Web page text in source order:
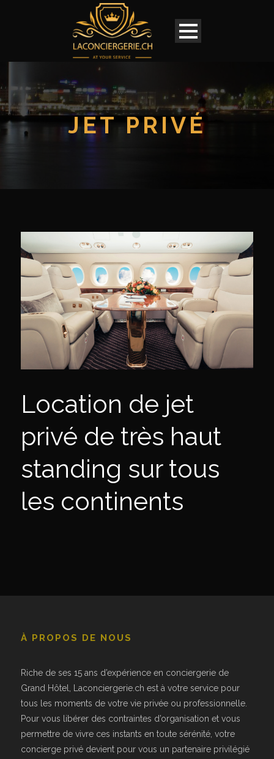
Français
JET PRIVÉ
Location de jet
privé de très haut
standing sur tous
les continents
À PROPOS DE NOUS
Riche de ses 15 ans d’expérience en conciergerie de
Grand Hôtel, Laconciergerie.ch est à votre service pour
tous les moments de votre vie privée ou professionnelle.
Pour vous libérer des contraintes d’organisation et vous
permettre de vivre ces instants en toute sérénité, votre
concierge privé devient pour vous un partenaire privilégié